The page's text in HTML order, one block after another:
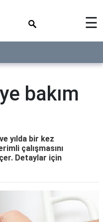
☰
bakım
yılda bir kez
çalışmasını
Detaylar için